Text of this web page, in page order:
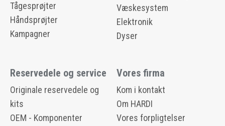
Tågesprøjter
Håndsprøjter
Kampagner
Væskesystem
Elektronik
Dyser
Reservedele og service
Originale reservedele og
kits
OEM - Komponenter
Vores firma
Kom i kontakt
Om HARDI
Vores forpligtelser